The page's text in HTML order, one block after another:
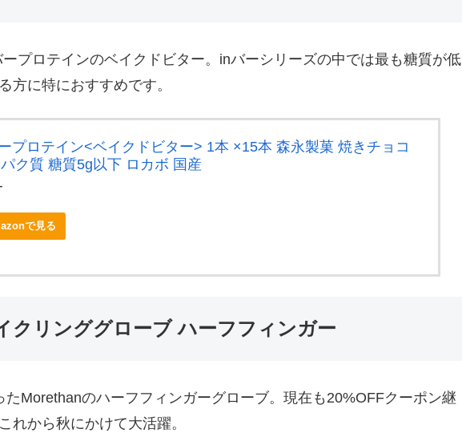
プロテインのベイクドビター。inバーシリーズの中では最も糖質が低
方に特におすすめです。
プロテイン<ベイクドビター> 1本 ×15本 森永製菓 焼きチョコ
ク質 糖質5g以下 ロカボ 国産
で見る
クリンググローブ ハーフフィンガー
Morethanのハーフフィンガーグローブ。現在も20%OFFクーポン継
れから秋にかけて大活躍。